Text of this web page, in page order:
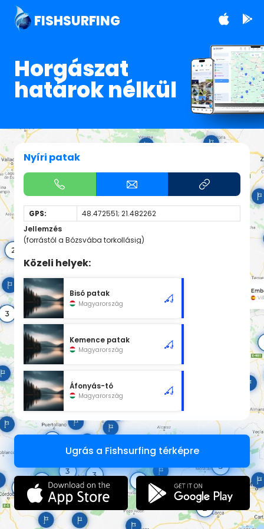
FISHSURFING
Horgászat
határok nélkül
Nyíri patak
GPS:
48.472551; 21.482262
Jellemzés
(forrástól a Bózsvába torkollásig)
Közeli helyek:
Bisó patak
Magyarország
Kemence patak
Magyarország
Áfonyás-tó
Magyarország
Ugrás a Fishsurfing térképre